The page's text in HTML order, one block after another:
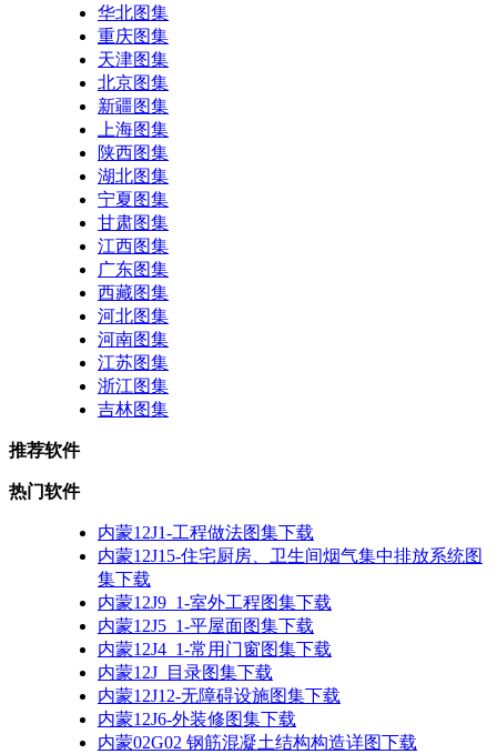
华北图集
重庆图集
天津图集
北京图集
新疆图集
上海图集
陕西图集
湖北图集
宁夏图集
甘肃图集
江西图集
广东图集
西藏图集
河北图集
河南图集
江苏图集
浙江图集
吉林图集
推荐软件
热门软件
内蒙12J1-工程做法图集下载
内蒙12J15-住宅厨房、卫生间烟气集中排放系统图
集下载
内蒙12J9_1-室外工程图集下载
内蒙12J5_1-平屋面图集下载
内蒙12J4_1-常用门窗图集下载
内蒙12J_目录图集下载
内蒙12J12-无障碍设施图集下载
内蒙12J6-外装修图集下载
内蒙02G02 钢筋混凝土结构构造详图下载